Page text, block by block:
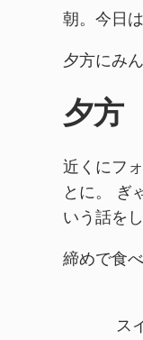
朝。今日
夕方にみ
夕方
近くにフ
とに。 ぎ
いう話を
締めで食
ス